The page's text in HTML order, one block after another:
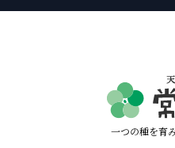
一つの種を育